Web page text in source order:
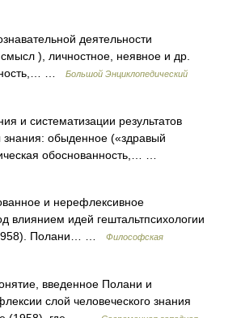
деятельности
), личностное, неявное и др.
…
Большой Энциклопедический
и систематизации результатов
знания: обыденное («здравый
обоснованность,… …
и нерефлексивное
влиянием идей гештальтпсихологии
(1958). Полани… …
Философская
введенное Полани и
слой человеческого знания